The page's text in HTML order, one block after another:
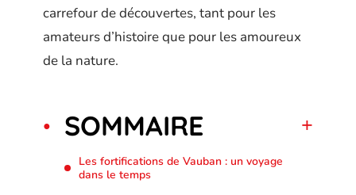
carrefour de découvertes, tant pour les
amateurs d’histoire que pour les amoureux
de la nature.
SOMMAIRE
Les fortifications de Vauban : un voyage
dans le temps